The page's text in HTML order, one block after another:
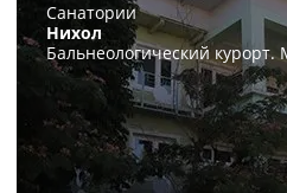
Санатории
Нихол
Бальнеологический